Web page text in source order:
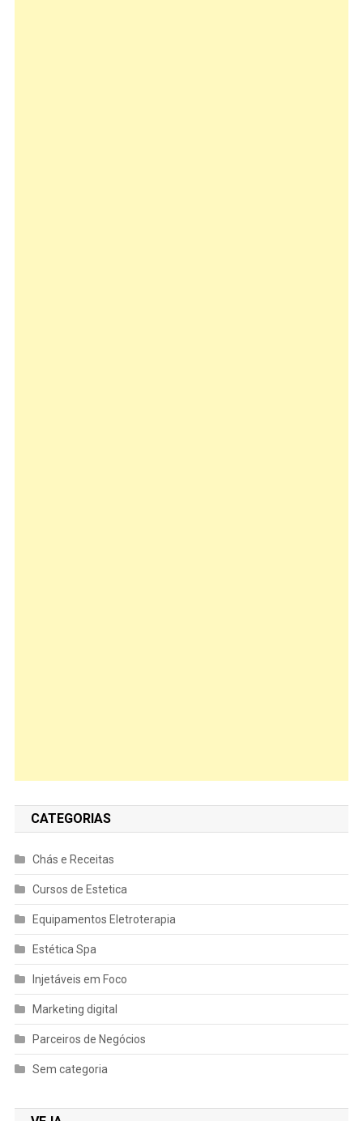
CATEGORIAS
Chás e Receitas
Cursos de Estetica
Equipamentos Eletroterapia
Estética Spa
Injetáveis em Foco
Marketing digital
Parceiros de Negócios
Sem categoria